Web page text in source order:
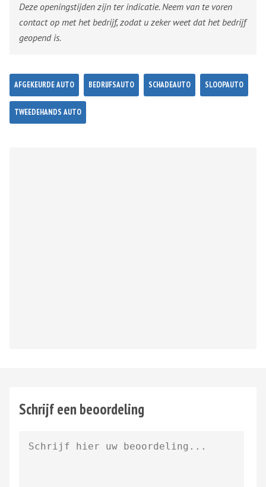
Deze openingstijden zijn ter indicatie. Neem van te voren
contact op met het bedrijf, zodat u zeker weet dat het bedrijf
geopend is.
AFGEKEURDE AUTO BEDRIJFSAUTO SCHADEAUTO SLOOPAUTO
TWEEDEHANDS AUTO
Schrijf een beoordeling